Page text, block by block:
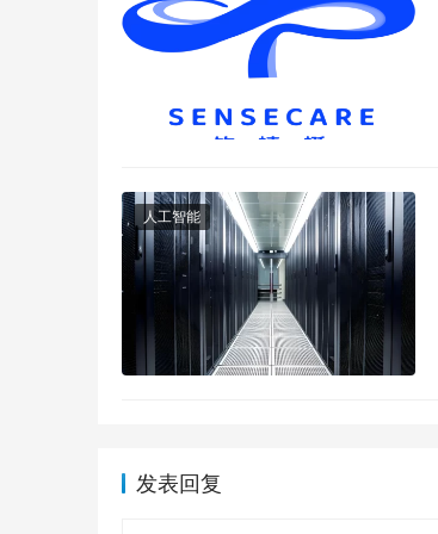
人工智能
发表回复